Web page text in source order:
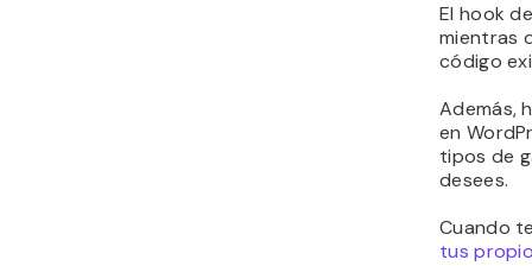
El hook
mientras
código
Además,
en
tipos de
desees.
Cuando
tus